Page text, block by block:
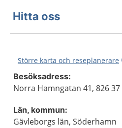
Hitta oss
Större karta och reseplanerare
Besöksadress:
Norra Hamngatan 41, 826
Län, kommun:
Gävleborgs län, Söderhamn